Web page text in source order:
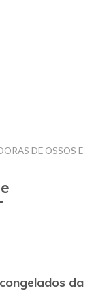
DE OSSOS E
da